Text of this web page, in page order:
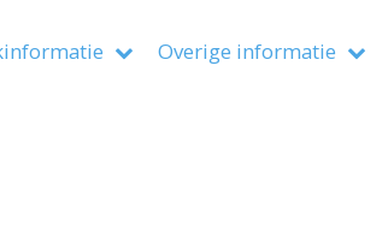
Overige informatie